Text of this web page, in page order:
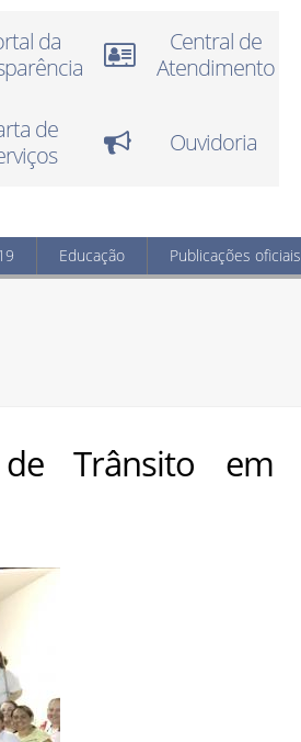
da
Central de
Atendimento
de
Ouvidoria
Educação Publicações oficiais
Trânsito em